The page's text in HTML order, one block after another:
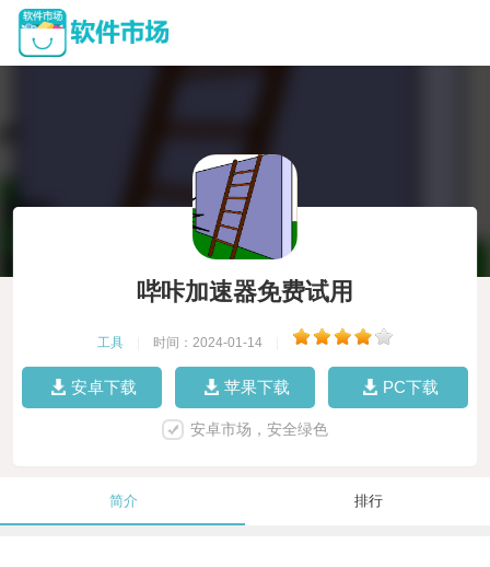
哔咔加速器免费试用
工具 时间：2024-01-14
安卓下载 苹果下载 PC下载
安卓市场，安全绿色
简介 排行